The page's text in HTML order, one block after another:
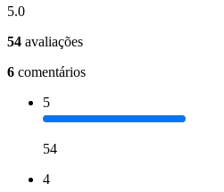
5.0
54 avaliações
6 comentários
5
54
4